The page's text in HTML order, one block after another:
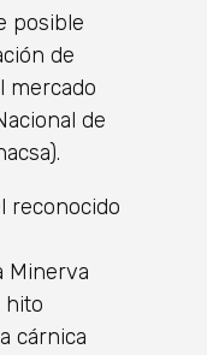
posible
de
mercado
de
reconocido
Minerva
hito
cárnica